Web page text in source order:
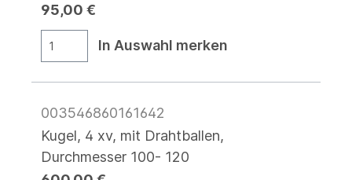
95,00 €
In Auswahl merken
003546860161642
Kugel, 4 xv, mit Drahtballen,
Durchmesser 100- 120